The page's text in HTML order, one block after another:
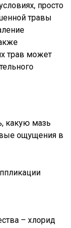
просто
травы
трав может
какую мазь
ощущения в
– хлорид